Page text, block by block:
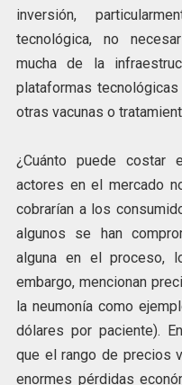
inversión,
tecnológica, no
mucha de la
plataformas
otras vacunas o
¿Cuánto puede costar
actores en el mercado
cobrarían a los
algunos se han
alguna en el proceso,
embargo, mencionan
la neumonía como
dólares por paciente).
que el rango de precios
enormes pérdidas